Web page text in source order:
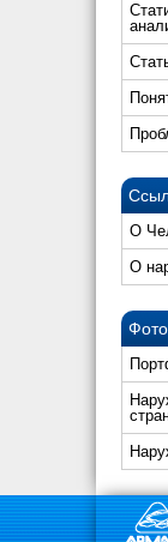
О
О